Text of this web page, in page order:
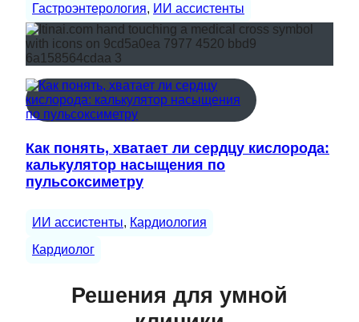
Гастроэнтерология, ИИ ассистенты
Как понять, хватает ли сердцу кислорода:
калькулятор насыщения по
пульсоксиметру
ИИ ассистенты, Кардиология
Кардиолог
Решения для умной